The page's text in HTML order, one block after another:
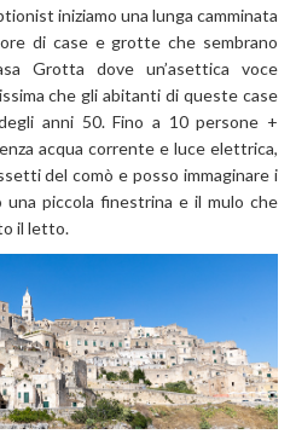
iniziamo una lunga camminata
di case e grotte che sembrano
Grotta dove un’asettica voce
che gli abitanti di queste case
anni 50. Fino a 10 persone +
acqua corrente e luce elettrica,
del comò e posso immaginare i
una piccola finestrina e il mulo che
il letto.